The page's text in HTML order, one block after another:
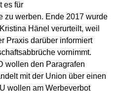
es für
zu werben. Ende 2017 wurde
Hänel verurteilt, weil
Praxis darüber informiert
vornimmt.
wollen den Paragrafen
mit der Union über einen
wollen am Werbeverbot